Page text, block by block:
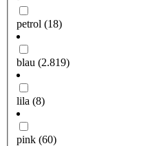
petrol (18)
blau (2.819)
lila (8)
pink (60)